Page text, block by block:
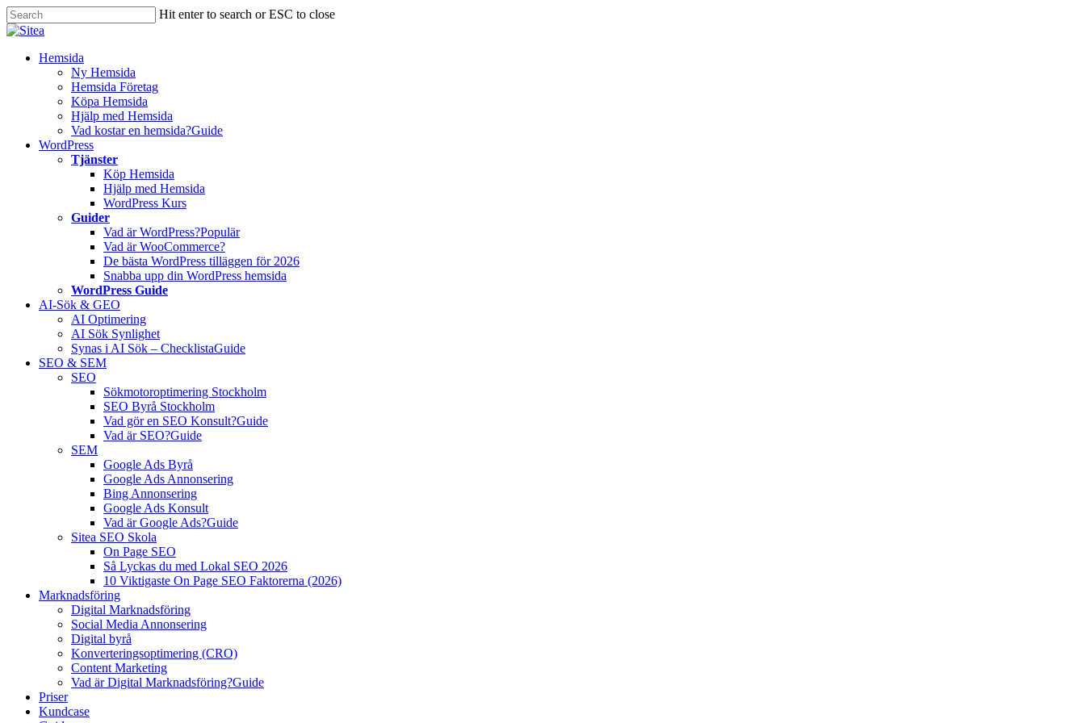
Skip
to
content
Hit enter to search or ESC to close
Close
InnehållHemsida
Ny Hemsida
Hemsida Företag
Köpa Hemsida
Hjälp med Hemsida
Vad kostar en hemsida?Guide
WordPress
Tjänster
Köp Hemsida
Hjälp med Hemsida
WordPress Kurs
Guider
Vad är WordPress?Populär
Vad är WooCommerce?
De bästa WordPress tilläggen för 2026
Snabba upp din WordPress hemsida
WordPress Guide
AI-Sök & GEO
AI Optimering
AI Sök Synlighet
Synas i AI Sök – ChecklistaGuide
SEO & SEM
SEO
Sökmotoroptimering Stockholm
SEO Byrå Stockholm
Vad gör en SEO Konsult?Guide
Vad är SEO?Guide
SEM
Google Ads Byrå
Google Ads Annonsering
Bing Annonsering
Google Ads Konsult
Vad är Google Ads?Guide
Sitea SEO Skola
On Page SEO
Så Lyckas du med Lokal SEO 2026
10 Viktigaste On Page SEO Faktorerna (2026)
Marknadsföring
Digital Marknadsföring
Social Media Annonsering
Digital byrå
Konverteringsoptimering (CRO)
Content Marketing
Vad är Digital Marknadsföring?Guide
Priser
Kundcase